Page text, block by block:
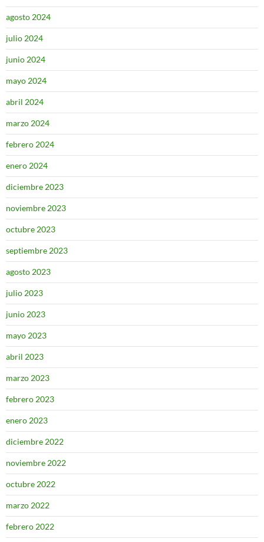
agosto 2024
julio 2024
junio 2024
mayo 2024
abril 2024
marzo 2024
febrero 2024
enero 2024
diciembre 2023
noviembre 2023
octubre 2023
septiembre 2023
agosto 2023
julio 2023
junio 2023
mayo 2023
abril 2023
marzo 2023
febrero 2023
enero 2023
diciembre 2022
noviembre 2022
octubre 2022
marzo 2022
febrero 2022